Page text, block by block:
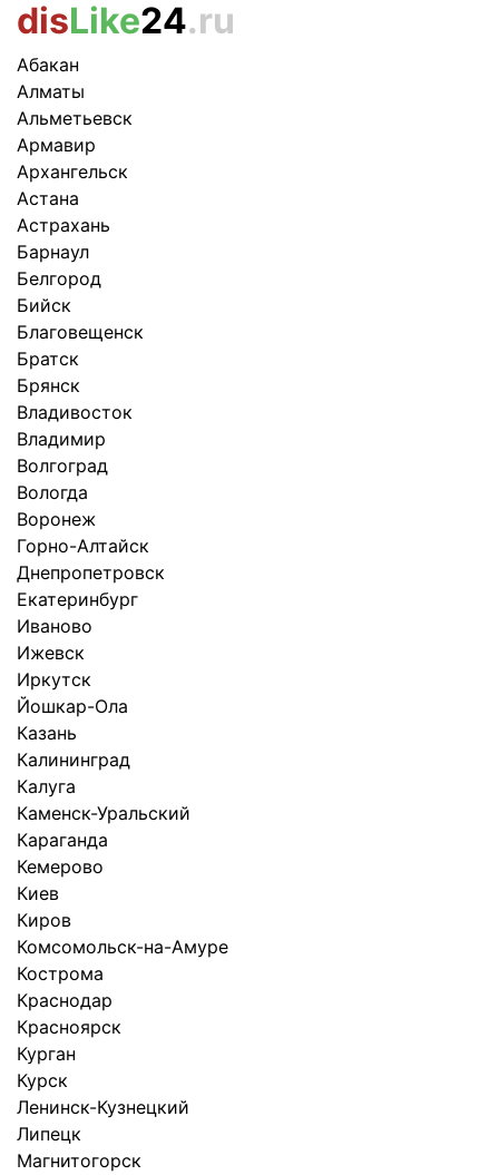
disLike24.ru
Абакан
Алматы
Альметьевск
Армавир
Архангельск
Астана
Астрахань
Барнаул
Белгород
Бийск
Благовещенск
Братск
Брянск
Владивосток
Владимир
Волгоград
Вологда
Воронеж
Горно-Алтайск
Днепропетровск
Екатеринбург
Иваново
Ижевск
Иркутск
Йошкар-Ола
Казань
Калининград
Калуга
Каменск-Уральский
Караганда
Кемерово
Киев
Киров
Комсомольск-на-Амуре
Кострома
Краснодар
Красноярск
Курган
Курск
Ленинск-Кузнецкий
Липецк
Магнитогорск